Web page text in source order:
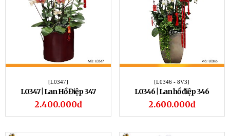
[L0347]
L0347 | Lan Hồ Điệp 347
2.400.000đ
[L0346 - 8V3]
L0346 | Lan hồ điệp 346
2.600.000đ